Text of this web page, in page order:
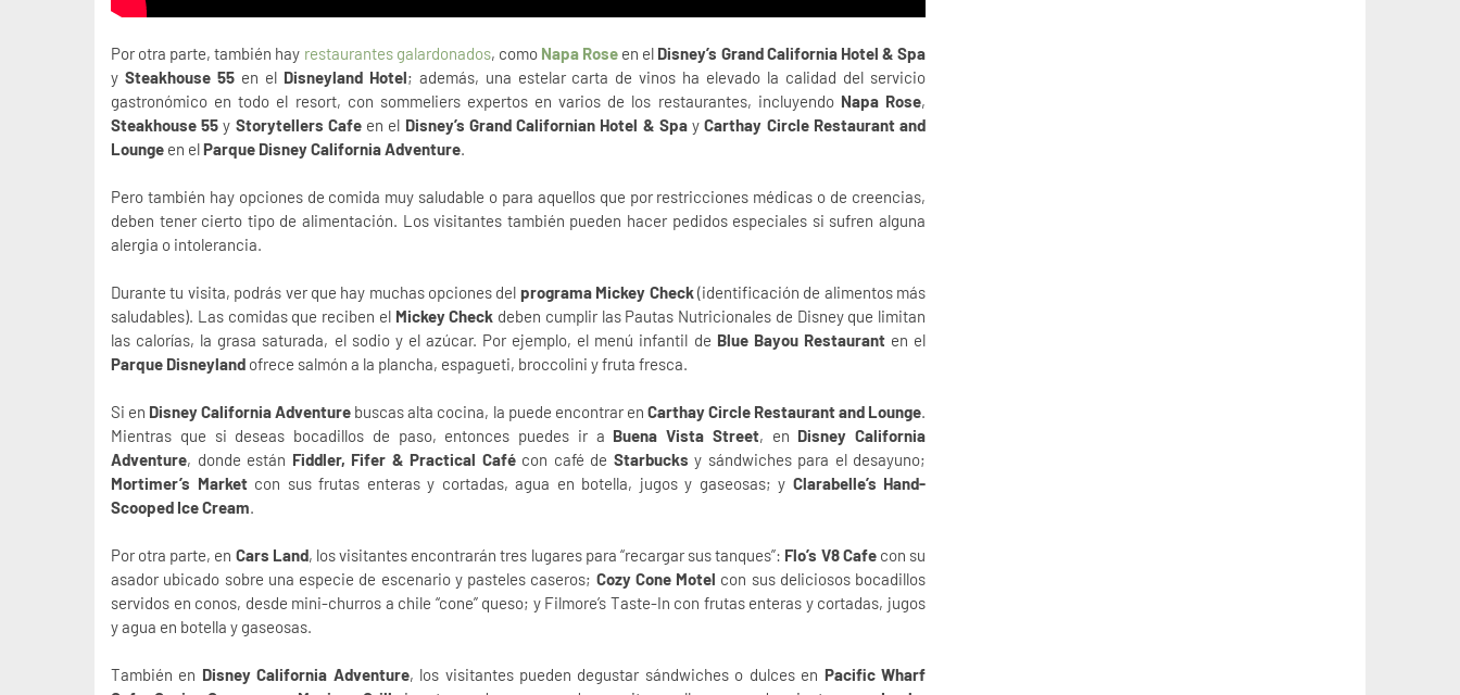
Por otra parte, también hay restaurantes galardonados, como Napa Rose en el Disney’s Grand California Hotel & Spa
y Steakhouse 55en el Disneyland Hotel; además, una estelar carta de vinos ha elevado la calidad del servicio
gastronómico en todo el resort, con sommeliers expertos en varios de los restaurantes, incluyendo Napa Rose,
Steakhouse 55 y Storytellers Cafeen el Disney’s Grand Californian Hotel & SpayCarthay Circle Restaurant and
Lounge en elParque Disney California Adventure.
Pero también hay opciones de comida muy saludable o para aquellos que por restricciones médicas o de creencias,
deben tener cierto tipo de alimentación. Los visitantes también pueden hacer pedidos especiales si sufren alguna
alergia o intolerancia.
Durante tu visita, podrás ver que hay muchas opciones del programa Mickey Check(identificación de alimentos más
saludables). Las comidas que reciben el Mickey Check deben cumplir las Pautas Nutricionales de Disney que limitan
las calorías, la grasa saturada, el sodio y el azúcar. Por ejemplo, el menú infantil de Blue Bayou Restauranten el
Parque Disneyland ofrece salmón a la plancha, espagueti, broccolini y fruta fresca.
Si en Disney California Adventure buscas alta cocina, la puede encontrar en Carthay Circle Restaurant and Lounge.
Mientras que si deseas bocadillos de paso, entonces puedes ir a Buena Vista Street, en Disney California
Adventure, donde están Fiddler, Fifer & Practical Cafécon café de Starbucks y sándwiches para el desayuno;
Mortimer’s Marketcon sus frutas enteras y cortadas, agua en botella, jugos y gaseosas; y Clarabelle’s Hand-
Scooped Ice Cream.
Por otra parte, en Cars Land, los visitantes encontrarán tres lugares para “recargar sus tanques”: Flo’s V8 Cafecon su
asador ubicado sobre una especie de escenario y pasteles caseros; Cozy Cone Motel con sus deliciosos bocadillos
servidos en conos, desde mini-churros a chile “cone” queso; y Filmore’s Taste-In con frutas enteras y cortadas, jugos
y agua en botella y gaseosas.
También en Disney California Adventure, los visitantes pueden degustar sándwiches o dulces en Pacific Wharf